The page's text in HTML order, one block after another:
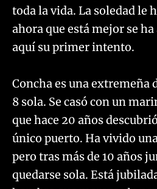
toda la vida. La soledad le
ahora que está mejor se
aquí su primer intento.
Concha es una extremeña
8 sola. Se casó con un
que hace 20 años
único puerto. Ha vivido
pero tras más de 10 años
quedarse sola. Está